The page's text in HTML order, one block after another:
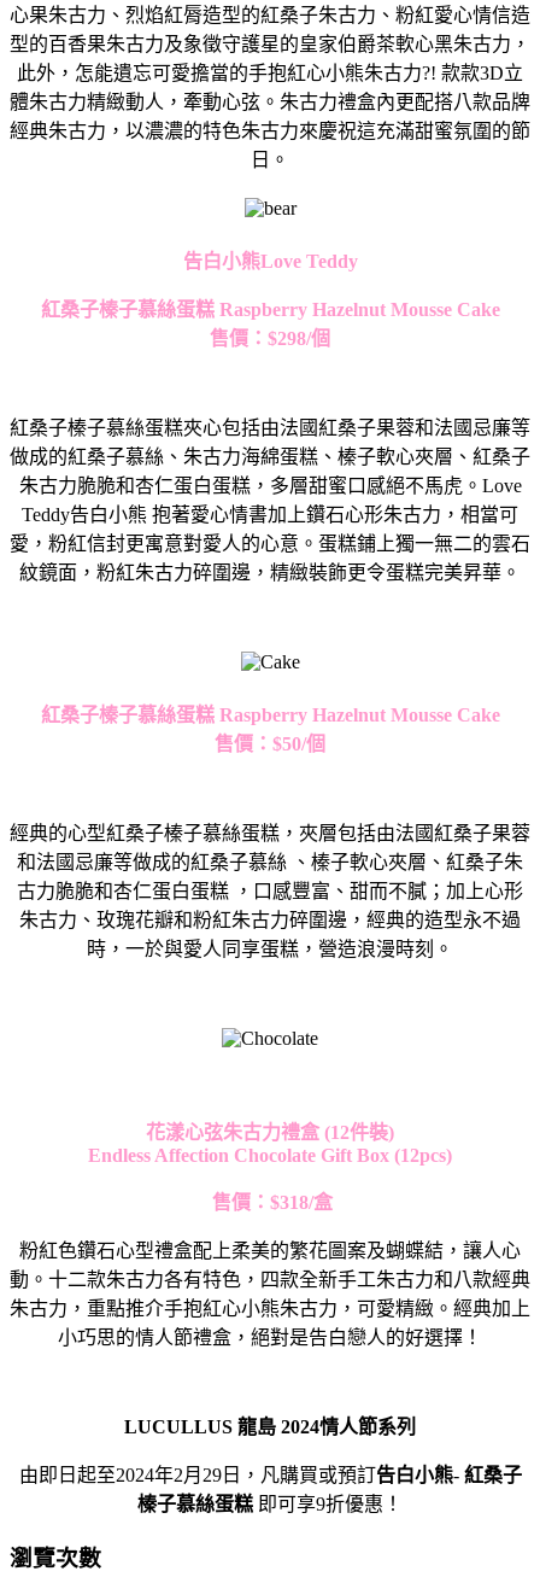
心果朱古力、烈焰紅脣造型的紅桑子朱古力、粉紅愛心情信造
型的百香果朱古力及象徵守護星的皇家伯爵茶軟心黑朱古力，
此外，怎能遺忘可愛擔當的手抱紅心小熊朱古力?! 款款3D立
體朱古力精緻動人，牽動心弦。朱古力禮盒內更配搭八款品牌
經典朱古力，以濃濃的特色朱古力來慶祝這充滿甜蜜氛圍的節
日。
告白小熊Love Teddy
紅桑子榛子慕絲蛋糕 Raspberry Hazelnut Mousse Cake
售價： $298/個
紅桑子榛子慕絲蛋糕夾心包括由法國紅桑子果蓉和法國忌廉等
做成的紅桑子慕絲、朱古力海綿蛋糕、榛子軟心夾層、紅桑子
朱古力脆脆和杏仁蛋白蛋糕，多層甜蜜口感絕不馬虎。Love
Teddy告白小熊 抱著愛心情書加上鑽石心形朱古力，相當可
愛，粉紅信封更寓意對愛人的心意。蛋糕鋪上獨一無二的雲石
紋鏡面，粉紅朱古力碎圍邊，精緻裝飾更令蛋糕完美昇華。
紅桑子榛子慕絲蛋糕 Raspberry Hazelnut Mousse Cake
售價： $50/個
經典的心型紅桑子榛子慕絲蛋糕，夾層包括由法國紅桑子果蓉
和法國忌廉等做成的紅桑子慕絲 、榛子軟心夾層、紅桑子朱
古力脆脆和杏仁蛋白蛋糕 ，口感豐富、甜而不膩；加上心形
朱古力、玫瑰花瓣和粉紅朱古力碎圍邊，經典的造型永不過
時，一於與愛人同享蛋糕，營造浪漫時刻。
花漾心弦朱古力禮盒 (12件裝)
Endless Affection Chocolate Gift Box (12pcs)
售價： $318/盒
粉紅色鑽石心型禮盒配上柔美的繁花圖案及蝴蝶結，讓人心
動。十二款朱古力各有特色，四款全新手工朱古力和八款經典
朱古力，重點推介手抱紅心小熊朱古力，可愛精緻。經典加上
小巧思的情人節禮盒，絕對是告白戀人的好選擇！
LUCULLUS 龍島 2024情人節系列
由即日起至2024年2月 29日，凡購買或預訂告白小熊- 紅桑子
榛子慕絲蛋糕 即可享9折優惠！
瀏覽次數